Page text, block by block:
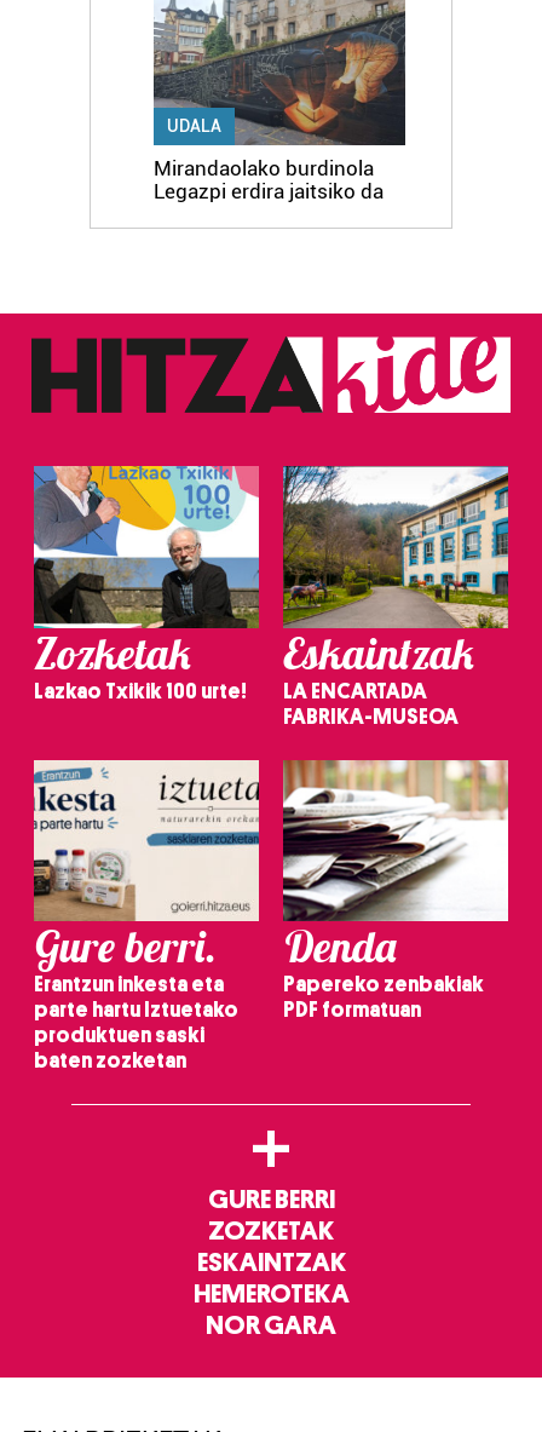
UDALA
Mirandaolako burdinola
Legazpi erdira jaitsiko da
Zozketak
Lazkao Txikik 100 urte!
Eskaintzak
LA ENCARTADA
FABRIKA-MUSEOA
Gure berri.
Erantzun inkesta eta
parte hartu Iztuetako
produktuen saski
baten zozketan
Denda
Papereko zenbakiak
PDF formatuan
+
GURE BERRI
ZOZKETAK
ESKAINTZAK
HEMEROTEKA
NOR GARA